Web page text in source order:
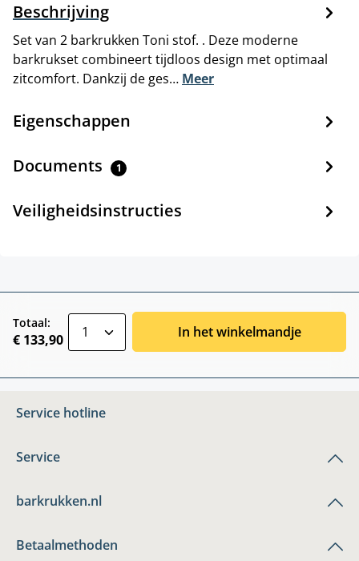
Beschrijving
Set van 2 barkrukken Toni stof. . Deze moderne
barkrukset combineert tijdloos design met optimaal
zitcomfort. Dankzij de ges… Meer
Eigenschappen
Documents 1
Veiligheidsinstructies
Totaal:
€ 133,90 In het winkelmandje
Service hotline
Service
barkrukken.nl
Betaalmethoden